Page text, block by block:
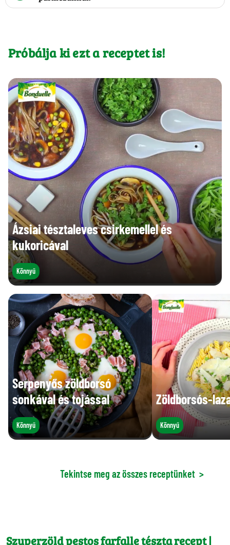
Próbálja ki ezt a receptet is!
Ázsiai tésztaleves csirkemellel és
kukoricával
Könnyű
Serpenyős zöldborsó
sonkával és tojással
Könnyű
Zöldborsós-
Könnyű
Tekintse meg az összes receptünket >
Szuperzöld pestos farfalle tészta recept |